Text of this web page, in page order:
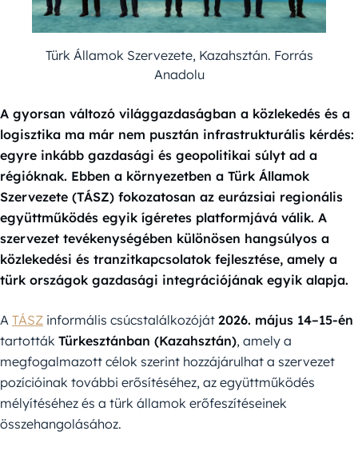
Türk Államok Szervezete, Kazahsztán. Forrás
Anadolu
A gyorsan változó világgazdaságban a közlekedés és a
logisztika ma már nem pusztán infrastrukturális kérdés:
egyre inkább gazdasági és geopolitikai súlyt ad a
régióknak. Ebben a környezetben a Türk Államok
Szervezete (TÁSZ) fokozatosan az eurázsiai regionális
együttműködés egyik ígéretes platformjává válik. A
szervezet tevékenységében különösen hangsúlyos a
közlekedési és tranzitkapcsolatok fejlesztése, amely a
türk országok gazdasági integrációjának egyik alapja.
A TÁSZ informális csúcstalálkozóját 2026. május 14–15-én
tartották Türkesztánban (Kazahsztán), amely a
megfogalmazott célok szerint hozzájárulhat a szervezet
pozícióinak további erősítéséhez, az együttműködés
mélyítéséhez és a türk államok erőfeszítéseinek
összehangolásához.